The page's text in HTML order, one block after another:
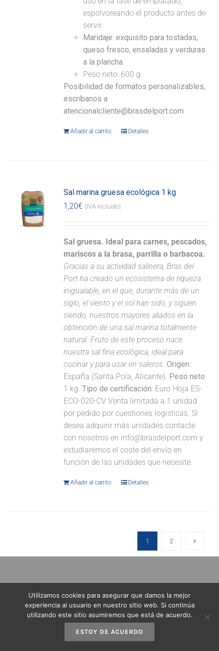
espolvoreando el producto antes de
servir.
Maridaje: exquisito para tostadas,
queso fresco, ensaladas y verduras
a la plancha.
Peso neto: 600 g.
Posibilidad de formatos personalizables,
escríbanos a
atencionalcliente@brasdelport.com
Añadir al carrito Detalles
Sal marina gruesa ecológica 1 kg
1,20€ (IVA incluido)
Sal gruesa. Ideal para carnes, pescados,
mariscos a la brasa, parrilla o barbacoa.
Gracias a su actividad salinera, Bras del
Port ha creado un ecosistema de riqueza
inigualable, en el que, durante más de un
siglo, el viento y el sol han sido, y siguen
siendo, nuestros mayores aliados en la
obtención de una sal marina totalmente
natural. Fruto de este proceso nace
nuestra sal fina ecológica, ideal para
cocinar y para usar en saleros. Origen:
España (Santa Pola, Alicante). Peso neto:
1 kg.Tipo de certificación: Euro Hoja ES-
ECO-020-CV Venta limitada a 1 unidad
por pedido por cuestiones logísticas. Si
desea adquirir más unidades contacte
con nosotros en info@brasdelport.com y
estudiaremos el coste del envío en
función de las unidades que necesite.
Añadir al carrito Detalles
1 2
Utilizamos cookies para asegurar que damos la mejor
experiencia al usuario en nuestro sitio web. Si continúa
utilizando este sitio asumiremos que está de acuerdo.
ESTOY DE ACUERDO